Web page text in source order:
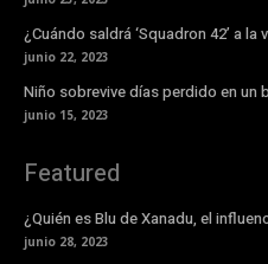
¿Cuándo saldrá ‘Squadron 42’ a la
junio 22, 2023
Niño sobrevive días perdido en un
junio 15, 2023
Featured
¿Quién es Blu de Xanadu, el
junio 28, 2023